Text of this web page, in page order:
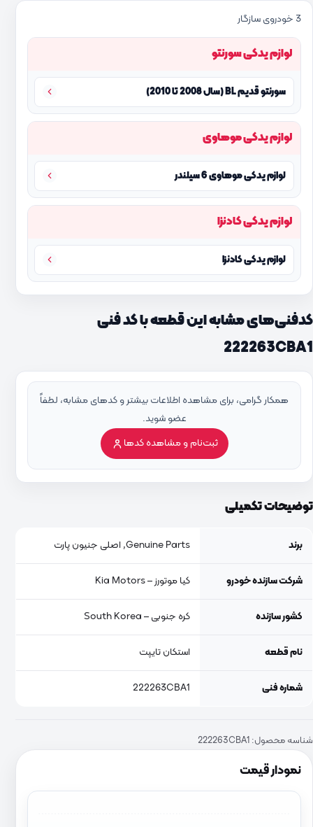
نمودار قیمت
3 خودروی سازگار
لوازم یدکی سورنتو
سورنتو قدیم BL (سال 2008 تا 2010)
لوازم یدکی موهاوی
لوازم یدکی موهاوی 6 سیلندر
لوازم یدکی کادنزا
لوازم یدکی کادنزا
کدفنی‌های مشابه این قطعه با کد فنی
222263CBA1
همکار گرامی، برای مشاهده اطلاعات بیشتر و کدهای مشابه، لطفاً
عضو شوید.
ثبت‌نام و مشاهده کدها
توضیحات تکمیلی
برند Genuine Parts, اصلی جنیون پارت
شرکت سازنده خودرو کیا موتورز – Kia Motors
کشور سازنده کره جنوبی – South Korea
نام قطعه استکان تایپت
شماره فنی 222263CBA1
شناسه محصول: 222263CBA1